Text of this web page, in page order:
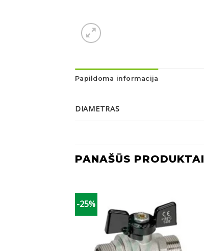
Papildoma informacija
DIAMETRAS
PANAŠŪS PRODUKTAI
-25%